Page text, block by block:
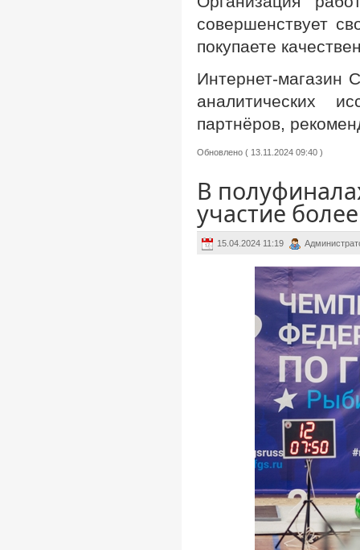
совершенствует
покупаете
Интернет-магазин
аналитических
партнёров,
Обновлено ( 13.11.2024 09:40 )
В
участие
15.04.2024 11:19